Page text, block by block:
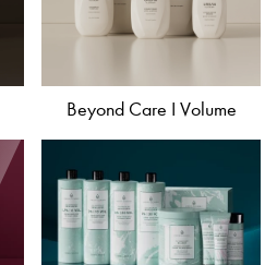
Beyond Care I Volume